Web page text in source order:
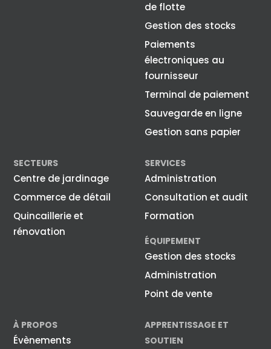
de flotte
Gestion des stocks
Paiements
électroniques au
fournisseur
Terminal de paiement
Sauvegarde en ligne
Gestion sans papier
SECTEURS
Centre de jardinage
Commerce de détail
Quincaillerie et
rénovation
SERVICES
Administration
Consultation et audit
Formation
ÉQUIPEMENT
Gestion des stocks
Administration
Point de vente
À PROPOS
Évènements
APPRENTISSAGE ET
SOUTIEN